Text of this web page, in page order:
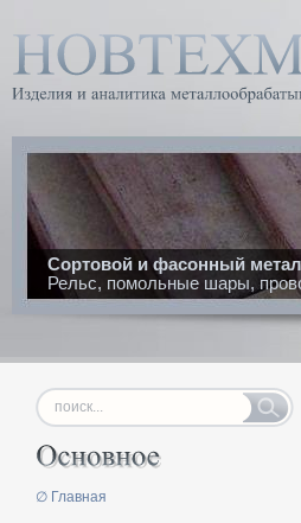
Сортовой и фасонный
Рельс, помольные шары,
∅ Главная